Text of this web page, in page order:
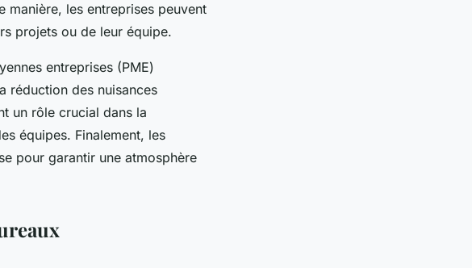
manière, les entreprises peuvent
projets ou de leur équipe.
entreprises (PME)
réduction des nuisances
un rôle crucial dans la
équipes. Finalement, les
pour garantir une atmosphère